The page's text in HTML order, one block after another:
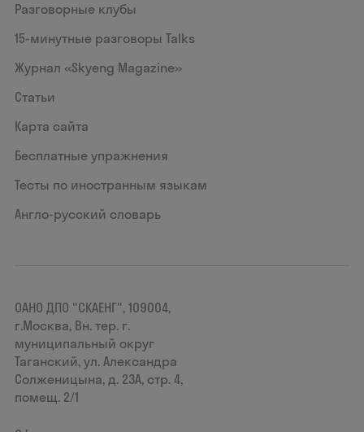
Разговорные клубы
15‑минутные разговоры Talks
Журнал «Skyeng Magazine»
Статьи
Карта сайта
Бесплатные упражнения
Тесты по иностранным языкам
Англо-русский словарь
ОАНО ДПО "СКАЕНГ", 109004,
г.Москва, Вн. тер. г.
муниципальный округ
Таганский, ул. Александра
Солженицына, д. 23А, стр. 4,
помещ. 2/1